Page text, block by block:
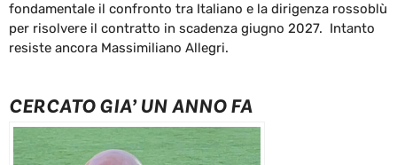
fondamentale il confronto tra Italiano e la dirigenza rossoblù
per risolvere il contratto in scadenza giugno 2027. Intanto
resiste ancora Massimiliano Allegri.
CERCATO GIA’ UN ANNO FA